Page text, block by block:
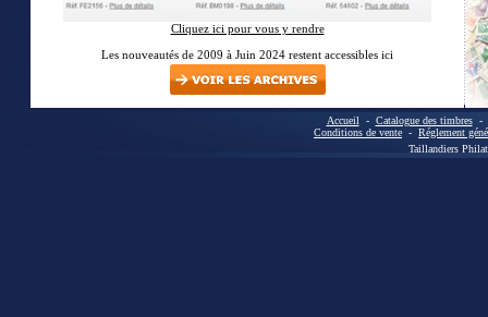
Cliquez ici pour vous y rendre
Les nouveautés de 2009 à Juin 2024 restent accessibles ici
Accueil - Catalogue des timbres-
Conditions de vente - Réglement
Taillandiers